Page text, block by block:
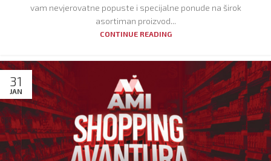
vam nevjerovatne popuste i specijalne ponude na širok
asortiman proizvod...
CONTINUE READING
31
JAN